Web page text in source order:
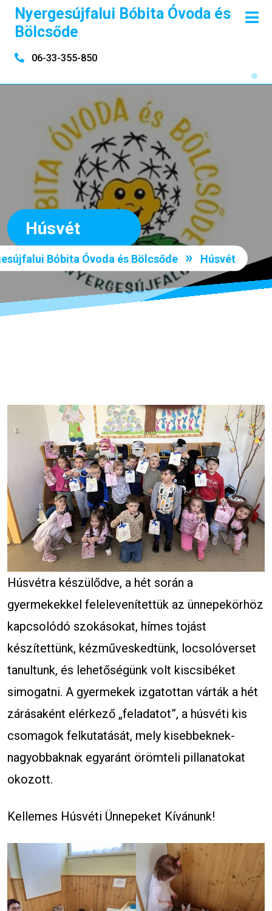
content
Nyergesújfalui Bóbita Óvoda és
Bölcsőde
06-33-355-850
Húsvét
Bóbita Óvoda és Bölcsőde » Húsvét
Húsvétra készülődve, a hét során a
gyermekekkel felelevenítettük az ünnepekörhöz
kapcsolódó szokásokat, hímes tojást
készítettünk, kézműveskedtünk, locsolóverset
tanultunk, és lehetőségünk volt kiscsibéket
simogatni. A gyermekek izgatottan várták a hét
zárásaként elérkező „feladatot”, a húsvéti kis
csomagok felkutatását, mely kisebbeknek-
nagyobbaknak egyaránt örömteli pillanatokat
okozott.
Kellemes Húsvéti Ünnepeket Kívánunk!